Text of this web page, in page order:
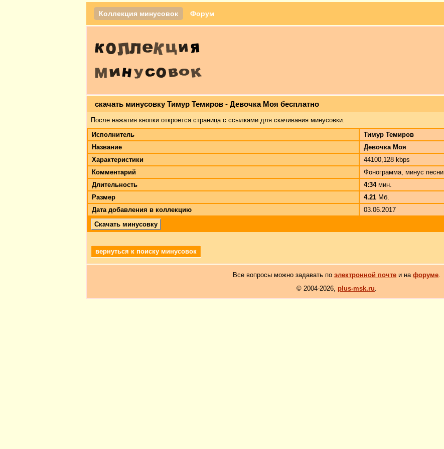
Коллекция минусовок Форум
скачать минусовку Тимур Темиров - Девочка Моя бесплатно
После нажатия кнопки откроется страница с ссылками для скачивания минусовки.
Исполнитель
Тимур Темиров
Название
Девочка Моя
Характеристики
44100,128 kbps
Комментарий
Фонограмма, минус песни
Длительность
4:34мин.
Размер
4.21 Мб.
Дата добавления в коллекцию
03.06.2017
Скачать минусовку
вернуться к поиску минусовок
Все вопросы можно задавать поэлектронной почте и нафоруме.
© 2004-2026, plus-msk.ru.